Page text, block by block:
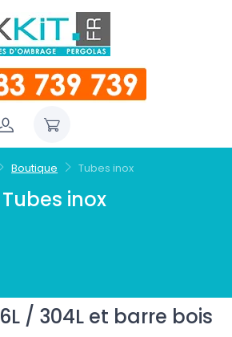
Boutique Tubes inox
Tubes inox
/ 304L et barre bois